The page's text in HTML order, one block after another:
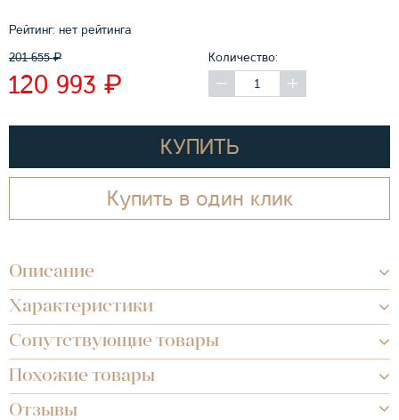
Рейтинг: нет рейтинга
201 655₽
120 993 ₽
Количество:
КУПИТЬ
Купить в один клик
Описание
Характеристики
Сопутствующие товары
Похожие товары
Отзывы